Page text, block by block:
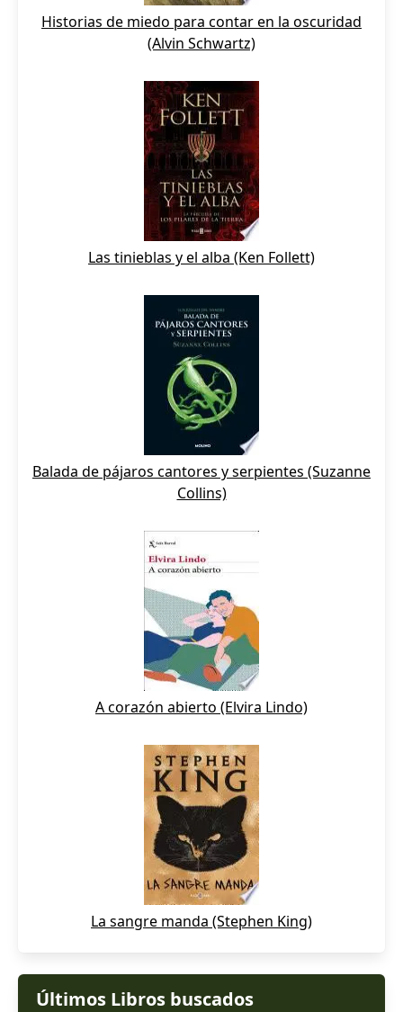
Historias de miedo para contar en la oscuridad
(Alvin Schwartz)
Las tinieblas y el alba (Ken Follett)
Balada de pájaros cantores y serpientes (Suzanne
Collins)
A corazón abierto (Elvira Lindo)
La sangre manda (Stephen King)
Últimos Libros buscados